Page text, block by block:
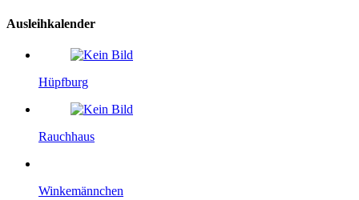
Ausleihkalender
Hüpfburg
Rauchhaus
Winkemännchen